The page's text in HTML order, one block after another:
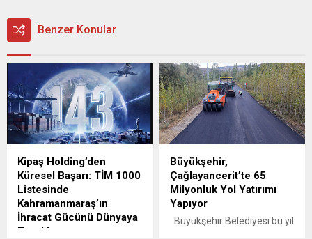
Benzer Konular
Kipaş Holding’den
Küresel Başarı: TİM 1000
Listesinde
Kahramanmaraş’ın
İhracat Gücünü Dünyaya
Taşıdı!
Büyükşehir,
Çağlayancerit’te 65
Milyonluk Yol Yatırımı
Yapıyor
Büyükşehir Belediyesi bu yıl